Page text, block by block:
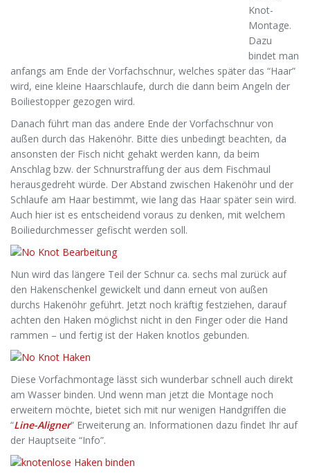
Knot-
Montage.
Dazu
bindet man
anfangs am Ende der Vorfachschnur, welches später das “Haar”
wird, eine kleine Haarschlaufe, durch die dann beim Angeln der
Boiliestopper gezogen wird.
Danach führt man das andere Ende der Vorfachschnur von
außen durch das Hakenöhr. Bitte dies unbedingt beachten, da
ansonsten der Fisch nicht gehakt werden kann, da beim
Anschlag bzw. der Schnurstraffung der aus dem Fischmaul
herausgedreht würde. Der Abstand zwischen Hakenöhr und der
Schlaufe am Haar bestimmt, wie lang das Haar später sein wird.
Auch hier ist es entscheidend voraus zu denken, mit welchem
Boiliedurchmesser gefischt werden soll.
Nun wird das längere Teil der Schnur ca. sechs mal zurück auf
den Hakenschenkel gewickelt und dann erneut von außen
durchs Hakenöhr geführt. Jetzt noch kräftig festziehen, darauf
achten den Haken möglichst nicht in den Finger oder die Hand
rammen – und fertig ist der Haken knotlos gebunden.
Diese Vorfachmontage lässt sich wunderbar schnell auch direkt
am Wasser binden. Und wenn man jetzt die Montage noch
erweitern möchte, bietet sich mit nur wenigen Handgriffen die
“Line-Aligner” Erweiterung an. Informationen dazu findet Ihr auf
der Hauptseite “Info”.